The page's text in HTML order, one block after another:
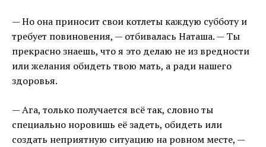
— Но она приносит свои котлеты каждую субботу и
требует повиновения, — отбивалась Наташа. — Ты
прекрасно знаешь, что я это делаю не из вредности
или желания обидеть твою мать, а ради нашего
здоровья.
— Ага, только получается всё так, словно ты
специально норовишь её задеть, обидеть или
создать неприятную ситуацию на ровном месте, —